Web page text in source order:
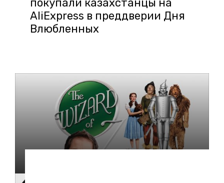
AliExpress в преддверии Дня
Влюбленных